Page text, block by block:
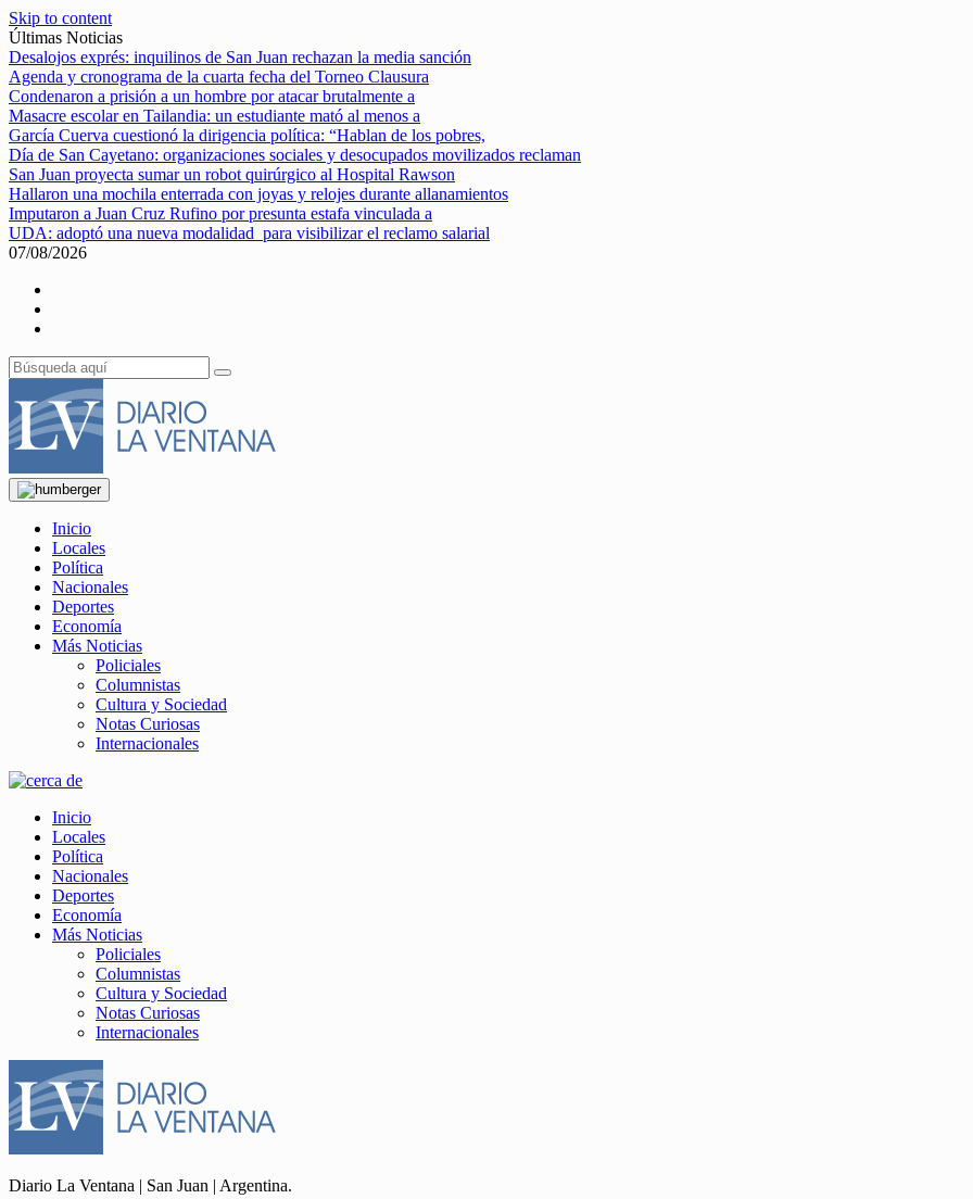
Skip to content
Últimas Noticias
Desalojos exprés: inquilinos de San Juan rechazan la media sanción
Agenda y cronograma de la cuarta fecha del Torneo Clausura
Condenaron a prisión a un hombre por atacar brutalmente a
Masacre escolar en Tailandia: un estudiante mató al menos a
García Cuerva cuestionó la dirigencia política: “Hablan de los pobres,
Día de San Cayetano: organizaciones sociales y desocupados movilizados reclaman
San Juan proyecta sumar un robot quirúrgico al Hospital Rawson
Hallaron una mochila enterrada con joyas y relojes durante allanamientos
Imputaron a Juan Cruz Rufino por presunta estafa vinculada a
UDA: adoptó una nueva modalidad para visibilizar el reclamo salarial
07/08/2026
Inicio
Locales
Política
Nacionales
Deportes
Economía
Más Noticias
Policiales
Columnistas
Cultura y Sociedad
Notas Curiosas
Internacionales
Inicio
Locales
Política
Nacionales
Deportes
Economía
Más Noticias
Policiales
Columnistas
Cultura y Sociedad
Notas Curiosas
Internacionales
Diario La Ventana | San Juan | Argentina.